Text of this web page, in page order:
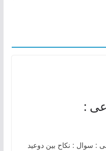
:
شرعی : سوال : نکاح بین دوعید